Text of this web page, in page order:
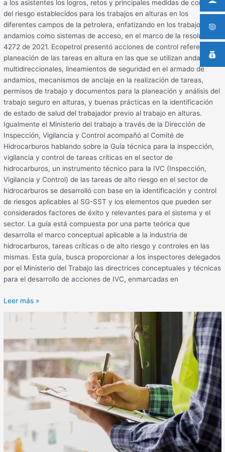
a los asistentes los logros, retos y principales medidas de control
del riesgo establecidos para los trabajos en alturas en los
diferentes campos de la petrolera, enfatizando en los trabajos en
andamios como sistemas de acceso, en el marco de la resolución
4272 de 2021. Ecopetrol presentó acciones de control referentes a
planeación de las tareas en altura en las que se utilizan andamios
multidireccionales, lineamientos de seguridad en el armado de
andamios, mecanismos de anclaje en la realización de tareas,
permisos de trabajo y documentos para la planeación y análisis del
trabajo seguro en alturas, y buenas prácticas en la identificación
de estado de salud del trabajador previo al trabajo en alturas.
Igualmente el Ministerio del trabajo a través de la Dirección de
Inspección, Vigilancia y Control acompañó al Comité de
Hidrocarburos hablando sobre la Guía técnica para la inspección,
vigilancia y control de tareas críticas en el sector de
hidrocarburos, un instrumento técnico para la IVC (Inspección,
Vigilancia y Control) de las tareas de alto riesgo en el sector de
hidrocarburos se desarrolló con base en la identificación y control
de riesgos aplicables al SG-SST y los elementos que pueden ser
considerados factores de éxito y relevantes para el sistema y el
sector. La guía está compuesta por una parte teórica que
desarrolla el marco conceptual aplicable a la industria de
hidrocarburos, tareas críticas o de alto riesgo y controles en las
mismas. Esta guía, busca proporcionar a los inspectores delegados
por el Ministerio del Trabajo las directrices conceptuales y técnicas
para el desarrollo de acciones de IVC, enmarcadas en
Leer más »
en
2021